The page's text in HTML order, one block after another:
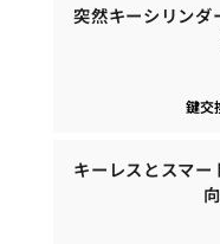
突然キーシリンダ
鍵交
キーレスとスマ